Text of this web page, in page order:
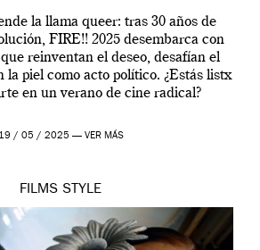
la llama queer: tras 30 años de
FIRE!! 2025 desembarca con
reinventan el deseo, desafían el
la piel como acto político. ¿Estás listx
en un verano de cine radical?
/ 05 / 2025 — VER MÁS
FILMS STYLE